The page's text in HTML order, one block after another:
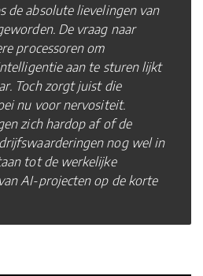
de absolute lievelingen van
De vraag naar
processoren om
aan te sturen lijkt
Toch zorgt juist die
nu voor nervositeit.
zich hardop af of de
nog wel in
tot de werkelijke
AI-projecten op de korte